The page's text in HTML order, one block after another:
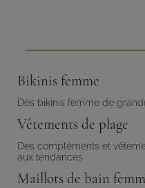
Bikinis femme
Des bikinis femme de
Vêtements de plage
Des compléments et
aux tendances
Maillots de bain